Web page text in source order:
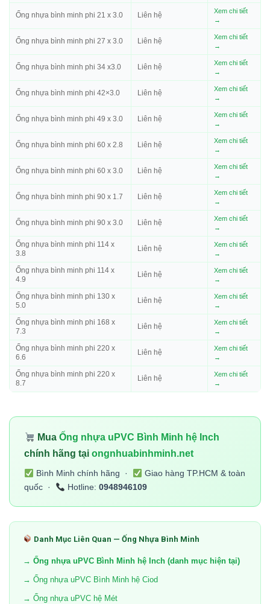
Ống nhựa bình minh phi 21 x 3.0 Liên hệ
Xem chi tiết
→
Ống nhựa bình minh phi 27 x 3.0 Liên hệ
Xem chi tiết
→
Ống nhựa bình minh phi 34 x3.0 Liên hệ
Xem chi tiết
→
Ống nhựa bình minh phi 42×3.0 Liên hệ
Xem chi tiết
→
Ống nhựa bình minh phi 49 x 3.0 Liên hệ
Xem chi tiết
→
Ống nhựa bình minh phi 60 x 2.8 Liên hệ
Xem chi tiết
→
Ống nhựa bình minh phi 60 x 3.0 Liên hệ
Xem chi tiết
→
Ống nhựa bình minh phi 90 x 1.7 Liên hệ
Xem chi tiết
→
Ống nhựa bình minh phi 90 x 3.0 Liên hệ
Xem chi tiết
→
Ống nhựa bình minh phi 114 x
3.8
Liên hệ
Xem chi tiết
→
Ống nhựa bình minh phi 114 x
4.9
Liên hệ
Xem chi tiết
→
Ống nhựa bình minh phi 130 x
5.0
Liên hệ
Xem chi tiết
→
Ống nhựa bình minh phi 168 x
7.3
Liên hệ
Xem chi tiết
→
Ống nhựa bình minh phi 220 x
6.6
Liên hệ
Xem chi tiết
→
Ống nhựa bình minh phi 220 x
8.7
Liên hệ
Xem chi tiết
→
MuaỐng nhựa uPVC Bình Minh hệ Inch
chính hãng tại ongnhuabinhminh.net
Bình Minh chính hãng ·
Giao hàng TP.HCM & toàn
quốc ·
Hotline: 0948946109
Danh Mục Liên Quan — Ống Nhựa Bình Minh
→ Ống nhựa uPVC Bình Minh hệ Inch (danh mục hiện tại)
→ Ống nhựa uPVC Bình Minh hệ Ciod
→ Ống nhựa uPVC hệ Mét